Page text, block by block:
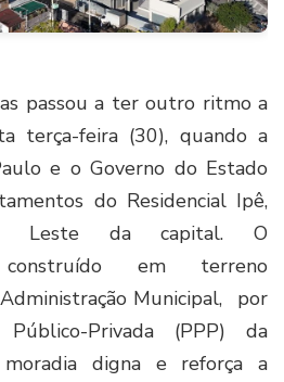
passou a ter outro ritmo a
terça-feira (30), quando a
e o Governo do Estado
do Residencial Ipê,
Leste da capital. O
construído em terreno
Municipal, por
Privada (PPP) da
moradia digna e reforça a